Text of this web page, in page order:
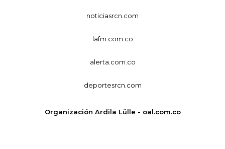
noticiasrcn.com
lafm.com.co
alerta.com.co
deportesrcn.com
Organización Ardila Lülle - oal.com.co